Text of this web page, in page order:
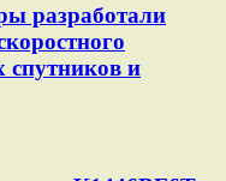
разработали
спутников и